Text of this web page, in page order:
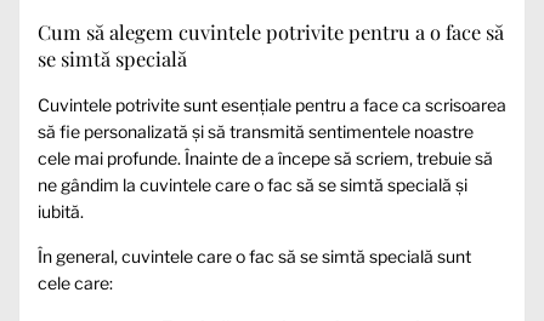
Cum să alegem cuvintele potrivite pentru a o face să
se simtă specială
Cuvintele potrivite sunt esențiale pentru a face ca scrisoarea
să fie personalizată și să transmită sentimentele noastre
cele mai profunde. Înainte de a începe să scriem, trebuie să
ne gândim la cuvintele care o fac să se simtă specială și
iubită.
În general, cuvintele care o fac să se simtă specială sunt
cele care: